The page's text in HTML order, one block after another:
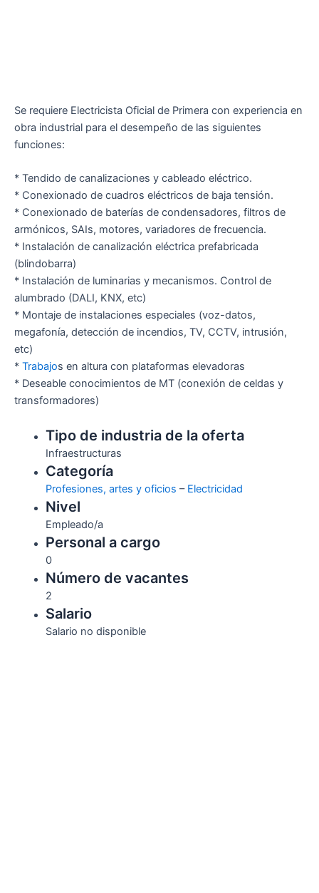
Se requiere Electricista Oficial de Primera con experiencia en
obra industrial para el desempeño de las siguientes
funciones:
* Tendido de canalizaciones y cableado eléctrico.
* Conexionado de cuadros eléctricos de baja tensión.
* Conexionado de baterías de condensadores, filtros de
armónicos, SAIs, motores, variadores de frecuencia.
* Instalación de canalización eléctrica prefabricada
(blindobarra)
* Instalación de luminarias y mecanismos. Control de
alumbrado (DALI, KNX, etc)
* Montaje de instalaciones especiales (voz-datos,
megafonía, detección de incendios, TV, CCTV, intrusión,
etc)
* Trabajos en altura con plataformas elevadoras
* Deseable conocimientos de MT (conexión de celdas y
transformadores)
Tipo de industria de la oferta
Infraestructuras
Categoría
Profesiones, artes y oficios – Electricidad
Nivel
Empleado/a
Personal a cargo
0
Número de vacantes
2
Salario
Salario no disponible